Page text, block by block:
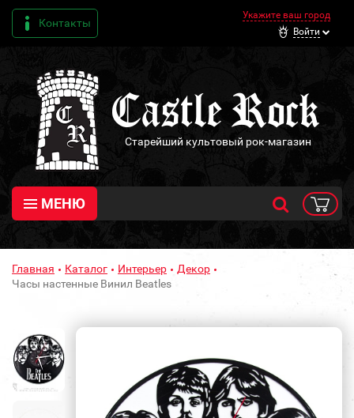
Контакты
Укажите ваш город
Войти
Старейший культовый рок-магазин
МЕНЮ
Главная Каталог Интерьер
Декор
Часы настенные Винил Beatles